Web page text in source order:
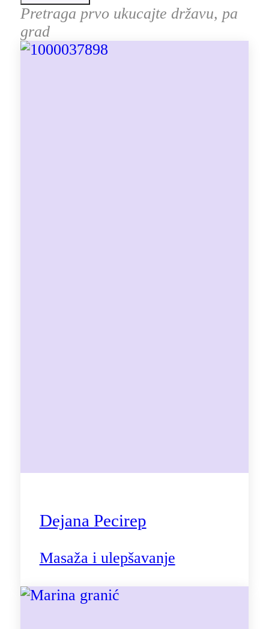
Pretraga prvo ukucajte državu, pa
grad
Dejana Pecirep
Masaža i ulepšavanje